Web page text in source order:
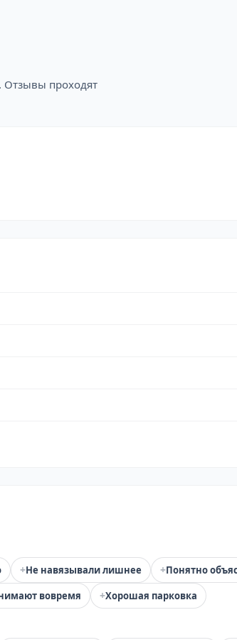
Отзывы проходят
+Не навязывали лишнее +Понятно
вовремя +Хорошая парковка